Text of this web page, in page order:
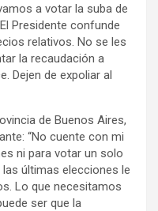
a votar la suba de
Presidente confunde
relativos. No se les
la recaudación a
Dejen de expoliar al
de Buenos Aires,
“No cuente con mi
ni para votar un solo
últimas elecciones le
Lo que necesitamos
ser que la